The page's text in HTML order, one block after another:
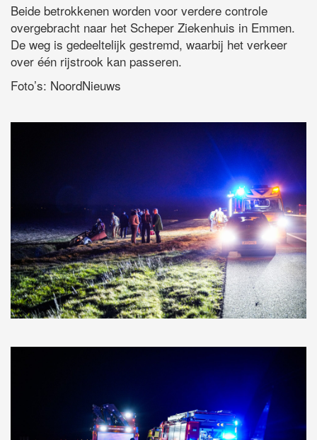
Beide betrokkenen worden voor verdere controle
overgebracht naar het Scheper Ziekenhuis in Emmen.
De weg is gedeeltelijk gestremd, waarbij het verkeer
over één rijstrook kan passeren.
Foto’s: NoordNieuws